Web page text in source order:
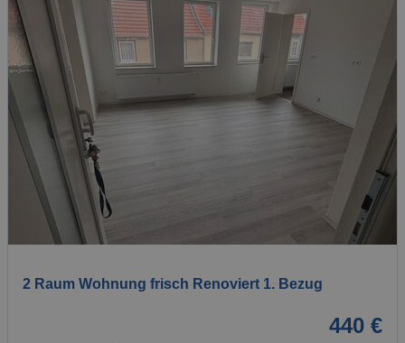
1 / 13
2 Raum Wohnung frisch Renoviert 1. Bezug
440 €